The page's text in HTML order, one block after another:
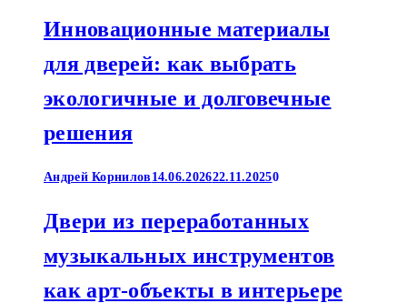
Инновационные материалы
для дверей: как выбрать
экологичные и долговечные
решения
Андрей Корнилов 14.06.202622.11.20250
Двери из переработанных
музыкальных инструментов
как арт-объекты в интерьере